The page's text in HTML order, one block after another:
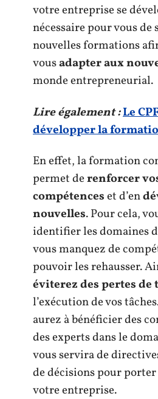
votre entreprise se
nécessaire pour vous de
nouvelles formations
vousadapter aux
monde entrepreneurial.
Lire également :Le
développer la
En effet, la formation
permet derenforcer
compétenceset d’en
nouvelles. Pour cela,
identifier les domaines
vous manquez de
pouvoir les rehausser.
éviterez des pertes de
l’exécution de vos
aurez à bénéficier des
des experts dans le
vous servira de
de décisions pour
votre entreprise.